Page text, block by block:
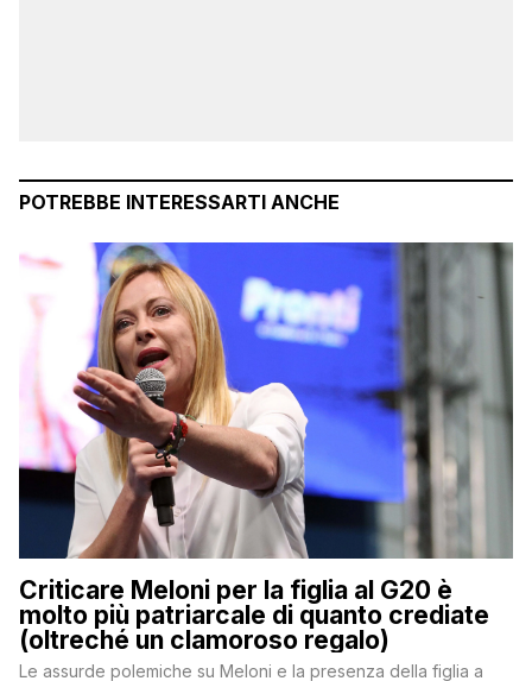
POTREBBE INTERESSARTI ANCHE
Criticare Meloni per la figlia al G20 è
molto più patriarcale di quanto crediate
(oltreché un clamoroso regalo)
Le assurde polemiche su Meloni e la presenza della figlia a